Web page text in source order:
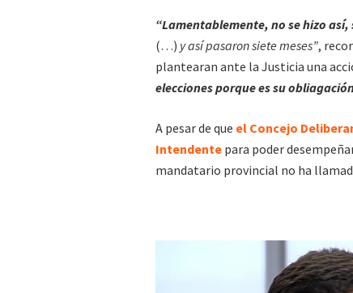
“Lamentablemente, no se hizo
(…) y así pasaron siete meses”,
plantearan ante la Justicia una
elecciones porque es su
A pesar de que el Concejo
Intendente para poder
mandatario provincial no ha